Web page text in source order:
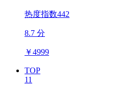
热度指数442
8.7 分
￥4999
TOP
11